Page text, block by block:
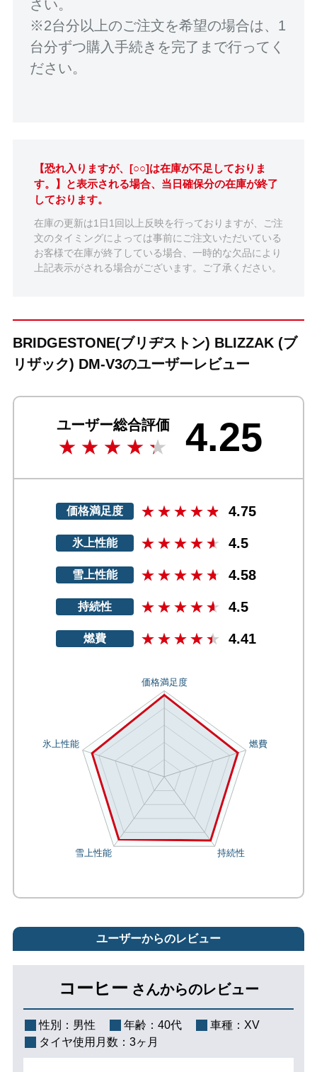
さい。
※2台分以上のご注文を希望の場合は、1
台分ずつ購入手続きを完了まで行ってく
ださい。
【恐れ入りますが、[○○]は在庫が不足しておりま
す。】と表示される場合、当日確保分の在庫が終了
しております。
在庫の更新は1日1回以上反映を行っておりますが、ご注
文のタイミングによっては事前にご注文いただいている
お客様で在庫が終了している場合、一時的な欠品により
上記表示がされる場合がございます。ご了承ください。
BRIDGESTONE(ブリヂストン) BLIZZAK (ブ
リザック) DM-V3のユーザーレビュー
ユーザー総合評価 4.25
価格満足度 4.75
氷上性能 4.5
雪上性能 4.58
持続性 4.5
燃費 4.41
ユーザーからのレビュー
コーヒー さんからのレビュー
性別： 男性 年齢： 40代 車種： XV
タイヤ使用月数： 3ヶ月